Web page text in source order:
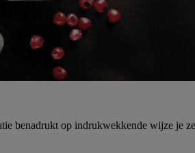
op indrukwekkende wijze je